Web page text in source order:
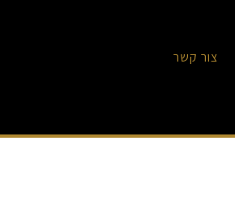
צור קשר